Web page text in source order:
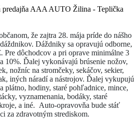
predajňa AAA AUTO Žilina - Teplička
že zajtra 28. mája príde do nášho
Dáždniky sa opravujú odborne,
Pre dôchodcov a pri oprave minimálne 3
10%. Ďalej vykonávajú brúsenie nožov,
nožníc na stromčeky, sekáčov, sekier,
iných náradí a nástrojov. Ďalej vykupujú
plátno, hodiny, staré pohľadnice, mince,
vyznamenania, bodáky, staré
a iné. Auto-opravovňa bude stáť
za zdravotným strediskom.